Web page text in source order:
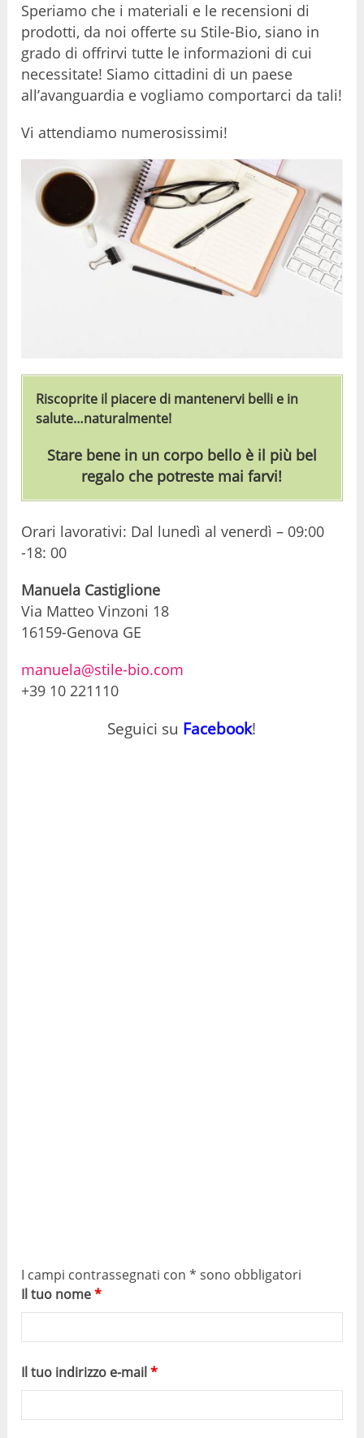
Speriamo che i materiali e le recensioni di
prodotti, da noi offerte su Stile-Bio, siano in
grado di offrirvi tutte le informazioni di cui
necessitate! Siamo cittadini di un paese
all’avanguardia e vogliamo comportarci da tali!
Vi attendiamo numerosissimi!
Riscoprite il piacere di mantenervi belli e in
salute…naturalmente!
Stare bene in un corpo bello è il più bel
regalo che potreste mai farvi!
Orari lavorativi: Dal lunedì al venerdì – 09:00
-18: 00
Manuela Castiglione
Via Matteo Vinzoni 18
16159-Genova GE
manuela@stile-bio.com
+39 10 221110
Seguici su Facebook!
I campi contrassegnati con * sono obbligatori
Il tuo nome*
Il tuo indirizzo e-mail*